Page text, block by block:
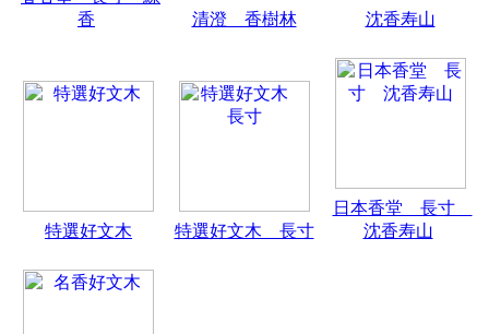
香
清澄 香樹林 沈香寿山
特選好文木 特選好文木 長寸
日本香堂 長寸
沈香寿山